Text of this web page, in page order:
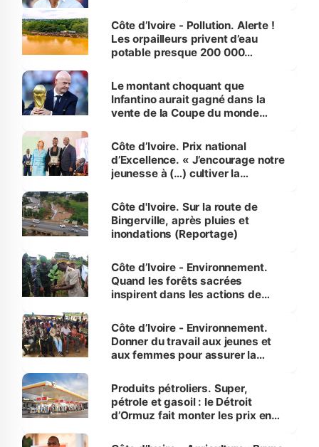
Côte d’Ivoire - Pollution. Alerte !
Les orpailleurs privent d’eau
potable presque 200 000
Le montant choquant que
Infantino aurait gagné dans la
vente de la Coupe du monde
Côte d’Ivoire. Prix national
d’Excellence. « J’encourage notre
jeunesse à (…) cultiver la
(Alassane Ouattara
Côte d'Ivoire. Sur la route de
Bingerville, après pluies et
inondations (Reportage)
Côte d’Ivoire - Environnement.
Quand les forêts sacrées
inspirent dans les actions de
Côte d’Ivoire - Environnement.
Donner du travail aux jeunes et
aux femmes pour assurer la
menacées
Produits pétroliers. Super,
pétrole et gasoil : le Détroit
d’Ormuz fait monter les prix en